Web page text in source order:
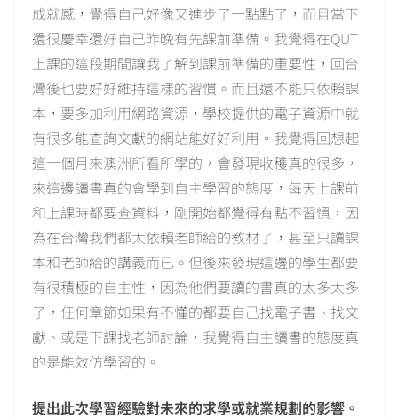
成就感，覺得自己好像又進步了一點點了，而且當下
還很慶幸還好自己昨晚有先課前準備。我覺得在QUT
上課的這段期間讓我了解到課前準備的重要性，回台
灣後也要好好維持這樣的習慣。而且還不能只依賴課
本，要多加利用網路資源，學校提供的電子資源中就
有很多能查詢文獻的網站能好好利用。我覺得回想起
這一個月來澳洲所看所學的，會發現收穫真的很多，
來這邊讀書真的會學到自主學習的態度，每天上課前
和上課時都要查資料，剛開始都覺得有點不習慣，因
為在台灣我們都太依賴老師給的教材了，甚至只讀課
本和老師給的講義而已。但後來發現這邊的學生都要
有很積極的自主性，因為他們要讀的書真的太多太多
了，任何章節如果有不懂的都要自己找電子書、找文
獻、或是下課找老師討論，我覺得自主讀書的態度真
的是能效仿學習的。
提出此次學習經驗對未來的求學或就業規劃的影響。